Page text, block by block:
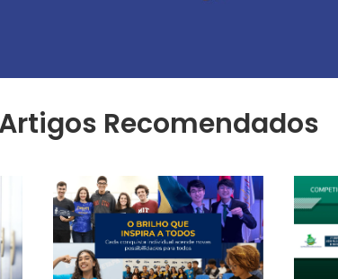
Artigos Recomendados